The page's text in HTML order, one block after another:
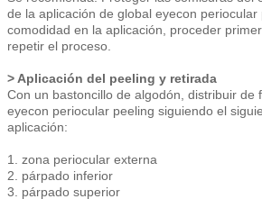
de la aplicación de global eyecon
comodidad en la aplicación, proceder
repetir el proceso.
> Aplicación del peeling y retirada
Con un bastoncillo de algodón, distribuir de
eyecon periocular peeling siguiendo el
aplicación:
1. zona periocular externa
2. párpado inferior
3. párpado superior